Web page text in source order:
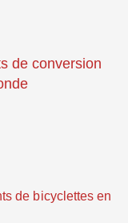
de conversion